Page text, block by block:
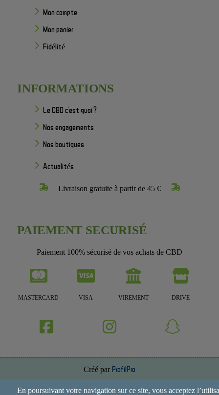
En poursuivant votre navigation sur ce site, vous acceptez
Mon compte
Mon panier
Fidélité
INFORMATIONS
Le CBD c'est quoi ?
Nos engagements
Nos boutiques
Actualités
Livraison gratuite à partir de 45 €
PAIEMENT SECURISÉ
Paiement 100% sécurisé de vos achats de CBD
MASTERCARD VISA VIREMENT DRIVE
Créé par ProfilPro
Annuaire de site